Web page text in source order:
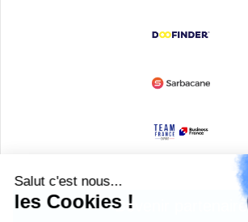
Devenir partenaire